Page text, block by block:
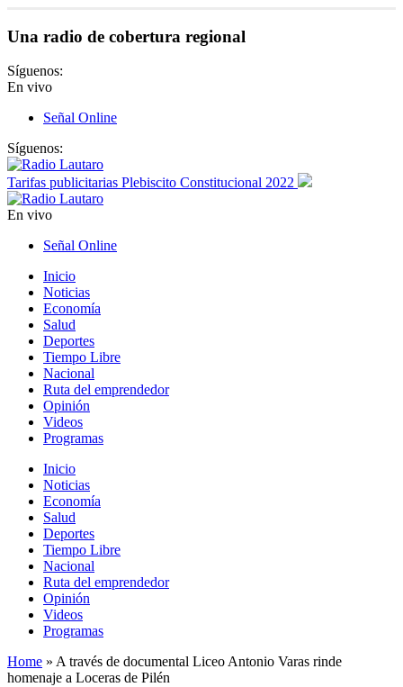
Una radio de cobertura regional
Síguenos:
En vivo
Señal Online
Síguenos:
Tarifas publicitarias Plebiscito Constitucional 2022
En vivo
Señal Online
Inicio
Noticias
Economía
Salud
Deportes
Tiempo Libre
Nacional
Ruta del emprendedor
Opinión
Videos
Programas
Inicio
Noticias
Economía
Salud
Deportes
Tiempo Libre
Nacional
Ruta del emprendedor
Opinión
Videos
Programas
Home » A través de documental Liceo Antonio Varas rinde
homenaje a Loceras de Pilén